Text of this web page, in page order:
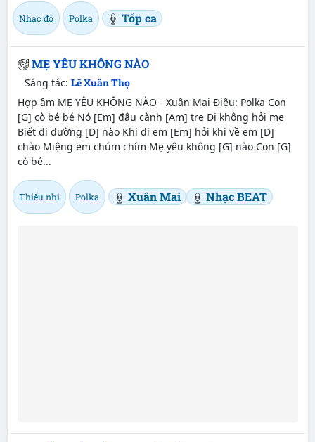
Nhạc đỏ Polka Tốp ca
MẸ YÊU KHÔNG NÀO
Sáng tác: Lê Xuân Thọ
Hợp âm MẸ YÊU KHÔNG NÀO - Xuân Mai Điệu: Polka Con
[G] cò bé bé Nó [Em] đậu cành [Am] tre Đi không hỏi mẹ
Biết đi đường [D] nào Khi đi em [Em] hỏi khi về em [D]
chào Miệng em chúm chím Mẹ yêu không [G] nào Con [G]
cò bé...
Thiếu nhi Polka Xuân Mai Nhạc BEAT